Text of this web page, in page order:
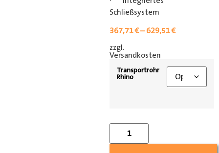
Schließsystem
367,71€–629,51€
zzgl.
Versandkosten
Transportrohr
Rhino